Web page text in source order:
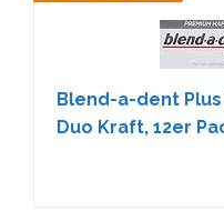
Blend-a-dent
Duo Kraft, 12er